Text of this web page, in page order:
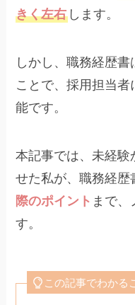
きく左右 します。
しかし、職務経歴
ことで、採用担当
能です。
本記事では、未経験
せた私が、職務経歴
際のポイント まで、
す。
この記事でわかる